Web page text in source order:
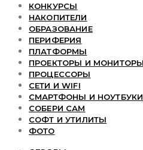
КОНКУРСЫ
НАКОПИТЕЛИ
ОБРАЗОВАНИЕ
ПЕРИФЕРИЯ
ПЛАТФОРМЫ
ПРОЕКТОРЫ И МОНИТОРЫ
ПРОЦЕССОРЫ
СЕТИ И WIFI
СМАРТФОНЫ И НОУТБУКИ
СОБЕРИ САМ
СОФТ И УТИЛИТЫ
ФОТО